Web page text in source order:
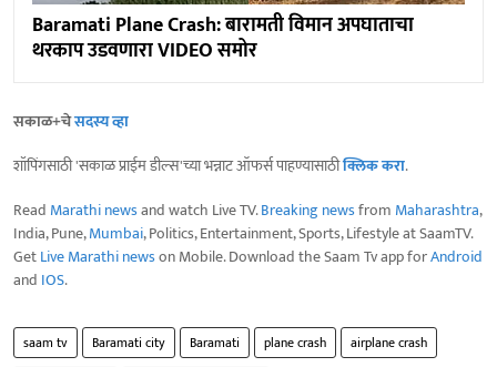
Baramati Plane Crash: बारामती विमान अपघाताचा
थरकाप उडवणारा VIDEO समोर
सकाळ+चेसदस्य व्हा
शॉपिंगसाठी 'सकाळ प्राईम डील्स'च्या भन्नाट ऑफर्स पाहण्यासाठीक्लिक करा.
Read Marathi newsand watch Live TV.Breaking newsfrom Maharashtra,
India, Pune,Mumbai, Politics, Entertainment, Sports, Lifestyle at SaamTV.
GetLive Marathi newson Mobile. Download the Saam Tv app forAndroid
and IOS.
saam tv Baramati city Baramati plane crash
airplane crash